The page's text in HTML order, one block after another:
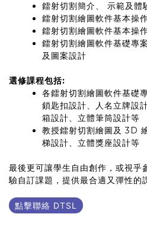
鐳射切割簡介、 示範及體
鐳射切割繪圖軟件基本操
鐳射切割繪圖軟件基本操
鐳射切割繪圖軟件基礎專
及圖案設計
選修課程包括:
各鐳射切割繪圖軟件基礎
鎖匙扣設計、人名立牌設
箱設計、立體筆筒設計等
教授鐳射切割繪圖及 3D
梯設計、立體獎座設計等
最後更可讓學生自由創作，或視乎
驗自訂課題，提供最合適又彈性的
點擊聯絡 DTSL